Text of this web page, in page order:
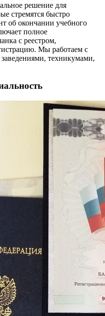
решение для
стремятся быстро
об окончании учебного
полное
с реестром,
Мы работаем с
техникумами,